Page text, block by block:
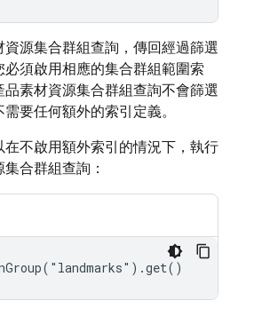
源集合群組查詢，傳回經過篩選
須啟用相應的集合群組範圍索
品素材資源集合群組查詢不會篩選
要任何額外的索引定義。
不啟用額外索引的情況下，執行
合群組查詢：